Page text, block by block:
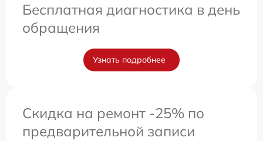
Бесплатная диагностика в день
обращения
Узнать подробнее
Скидка на ремонт -25% по
предварительной записи